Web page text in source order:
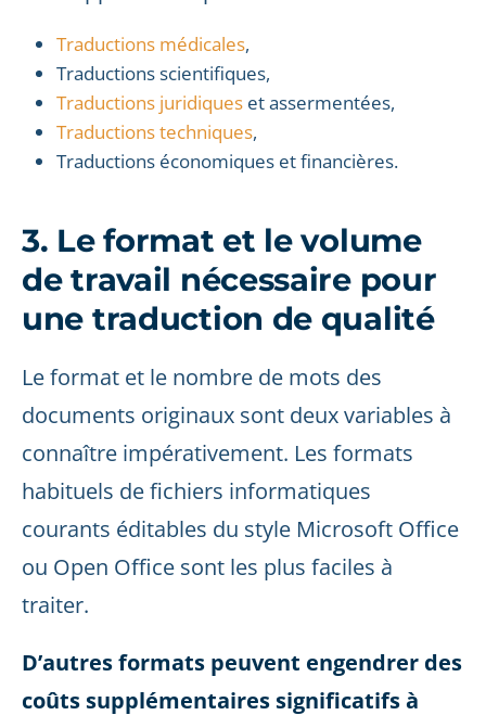
Traductions médicales,
Traductions scientifiques,
Traductions juridiques et assermentées,
Traductions techniques,
Traductions économiques et financières.
3. Le format et le volume
de travail nécessaire pour
une traduction de qualité
Le format et le nombre de mots des
documents originaux sont deux variables à
connaître impérativement. Les formats
habituels de fichiers informatiques
courants éditables du style Microsoft Office
ou Open Office sont les plus faciles à
traiter.
D’autres formats peuvent engendrer des
coûts supplémentaires significatifs à